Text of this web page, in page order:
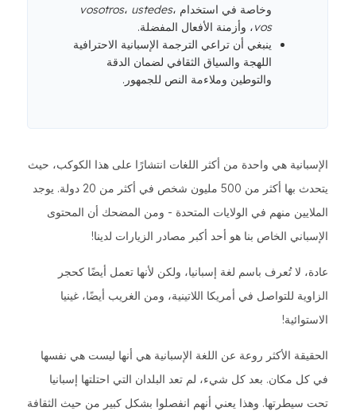
وخاصة في استخدام
vosotros، ustedes،
vos، وأزمنة الأفعال المفضلة.
ينبغي أن تراعي الترجمة الإسبانية الاحترافية
اللهجة والسياق الثقافي لضمان الدقة
والتوطين وملاءمة النص للجمهور.
الإسبانية هي واحدة من أكثر اللغات انتشارًا على هذا الكوكب، حيث
يتحدث بها أكثر من 500 مليون شخص في أكثر من 20 دولة. يوجد
الملايين منهم في الولايات المتحدة - ومن المضحك أن المحتوى
الإسباني الخاص بنا هو أحد أكبر مصادر الزيارات لدينا!
عادة، لا تُعرف باسم لغة إسبانيا، ولكن لأنها تعمل أيضًا كحجر
الزاوية للتواصل في أمريكا اللاتينية، ومن الغريب أيضًا، غينيا
الاستوائية!
الحقيقة الأكثر روعة عن اللغة الإسبانية هي أنها ليست هي نفسها
في كل مكان. بعد كل شيء، لم تعد البلدان التي احتلتها إسبانيا
تحت سيطرتها. وهذا يعني أنهم انفصلوا بشكل كبير من حيث الثقافة